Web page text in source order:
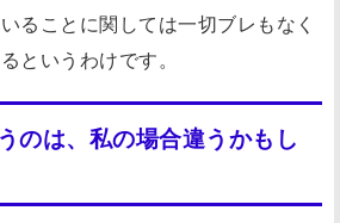
ることに関しては一切ブレもなく
というわけです。
のは、私の場合違うかもし